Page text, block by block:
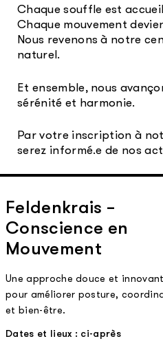
Chaque souffle est
Chaque mouvement
Nous revenons à notre
naturel.
Et ensemble, nous
sérénité et harmonie.
Par votre inscription à
serez informé.e de nos
Feldenkrais –
Conscience en
Mouvement
Une approche douce et
pour améliorer posture,
et bien-être.
Dates et lieux : ci-après